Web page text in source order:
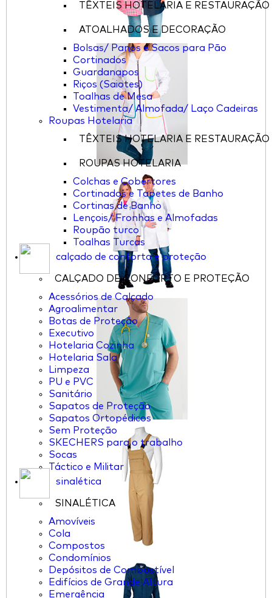
TÊXTEIS HOTELARIA E RESTAURAÇÃO
ATOALHADOS E DECORAÇÃO
Bolsas/ Panos e Sacos para Pão
Cortinados
Guardanapos
Riços (Saiotes)
Toalhas de Mesa
Vestimenta/ Almofada/ Laço Cadeiras
Roupas Hotelaria
TÊXTEIS HOTELARIA E RESTAURAÇÃO
ROUPAS HOTELARIA
Colchas e Cobertores
Cortinados e Tapetes de Banho
Cortinas de Banho
Lençois/ Fronhas e Almofadas
Roupão turco
Toalhas Turcas
calçado de conforto e proteção
CALÇADO DE CONFORTO E PROTEÇÃO
Acessórios de Calçado
Agroalimentar
Botas de Proteção
Executivo
Hotelaria Cozinha
Hotelaria Sala
Limpeza
PU e PVC
Sanitário
Sapatos de Proteção
Sapatos Ortopédicos
Sem Proteção
SKECHERS para o trabalho
Socas
Táctico e Militar
sinalética
SINALÉTICA
Amovíveis
Cola
Compostos
Condomínios
Depósitos de Combustível
Edifícios de Grande Altura
Emergência